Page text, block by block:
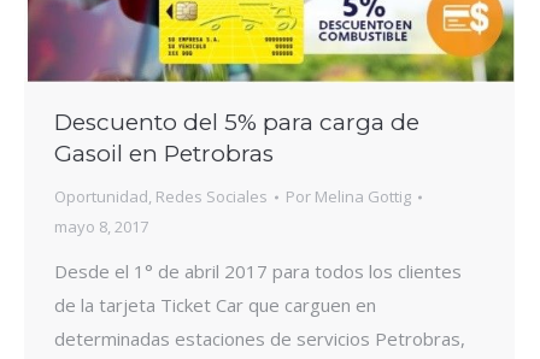
Descuento del 5% para carga de
Gasoil en Petrobras
Oportunidad, Redes Sociales Por Melina Gottig
mayo 8, 2017
Desde el 1° de abril 2017 para todos los clientes
de la tarjeta Ticket Car que carguen en
determinadas estaciones de servicios Petrobras,